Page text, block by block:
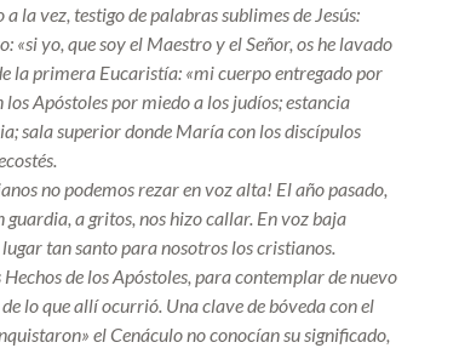
la vez, testigo de palabras sublimes de Jesús:
yo, que soy el Maestro y el Señor, os he lavado
la primera Eucaristía: «mi cuerpo entregado por
Apóstoles por miedo a los judíos; estancia
sala superior donde María con los discípulos
no podemos rezar en voz alta! El año pasado,
a gritos, nos hizo callar. En voz baja
tan santo para nosotros los cristianos.
de los Apóstoles, para contemplar de nuevo
lo que allí ocurrió. Una clave de bóveda con el
el Cenáculo no conocían su significado,